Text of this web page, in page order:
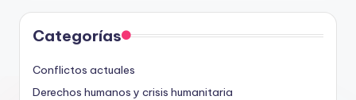
Categorías
Conflictos actuales
Derechos humanos y crisis humanitaria